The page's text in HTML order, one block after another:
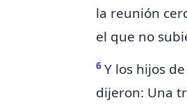
la reunión
el que no
6 Y los hijos
dijeron: Una